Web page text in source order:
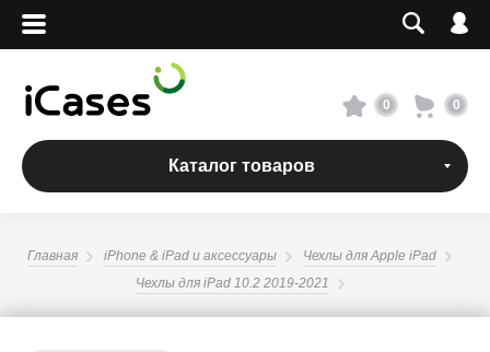
Вход
Сервисный центр
О магазине
0 0
Каталог товаров
Главная iPhone & iPad и аксессуары
Чехлы для Apple iPad
Чехлы для iPad 10.2 2019-2021